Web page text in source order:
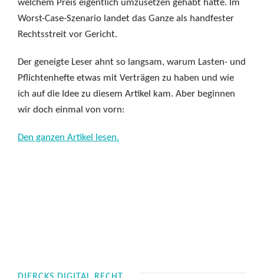
welchem Preis eigentlich umzusetzen gehabt hätte. Im
Worst-Case-Szenario landet das Ganze als handfester
Rechtsstreit vor Gericht.
Der geneigte Leser ahnt so langsam, warum Lasten- und
Pflichtenhefte etwas mit Verträgen zu haben und wie
ich auf die Idee zu diesem Artikel kam. Aber beginnen
wir doch einmal von vorn:
Den ganzen Artikel lesen.